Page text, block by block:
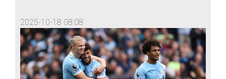
2025-10-18 08:08